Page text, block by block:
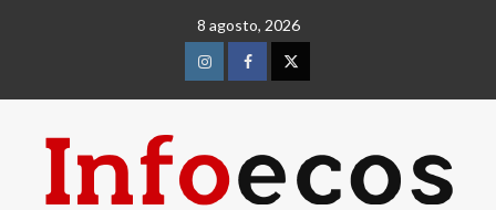
8 agosto, 2026
InstagramFacebookTwitter